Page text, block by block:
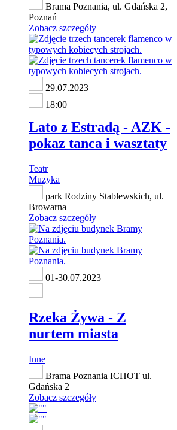
Brama Poznania, ul. Gdańska 2,
Poznań
Zobacz szczegóły
29.07.2023
18:00
Lato z Estradą - AZK -
pokaz tanca i wasztaty
Teatr
Muzyka
park Rodziny Stablewskich, ul.
Browarna
Zobacz szczegóły
01-30.07.2023
Rzeka Żywa - Z
nurtem miasta
Inne
Brama Poznania ICHOT ul.
Gdańska 2
Zobacz szczegóły